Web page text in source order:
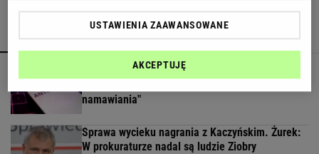
POPULARNE NAJNOWSZE
AI stworzyło swoje ludzkie odpowiedniki i
namawiania"
Sprawa wycieku nagrania z Kaczyńskim. Żurek:
W prokuraturze nadal są ludzie Ziobry
USTAWIENIA ZAAWANSOWANE
AKCEPTUJĘ